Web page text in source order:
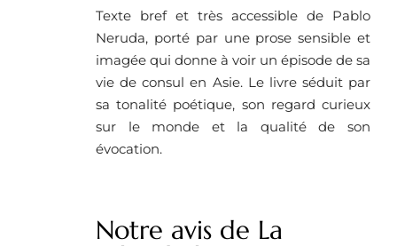
Texte bref et très accessible de Pablo
Neruda, porté par une prose sensible et
imagée qui donne à voir un épisode de sa
vie de consul en Asie. Le livre séduit par
sa tonalité poétique, son regard curieux
sur le monde et la qualité de son
évocation.
Notre avis de La